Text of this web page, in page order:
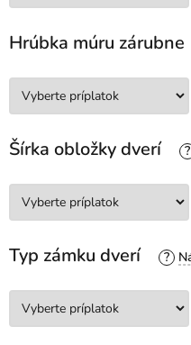
Hrúbka múru zárubne
Šírka obložky dverí ?
Typ zámku dverí ?